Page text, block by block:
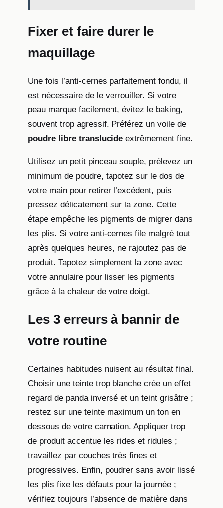
Fixer et faire durer le
maquillage
Une fois l’anti-cernes parfaitement fondu, il
est nécessaire de le verrouiller. Si votre
peau marque facilement, évitez le baking,
souvent trop agressif. Préférez un voile de
poudre libre translucide extrêmement fine.
Utilisez un petit pinceau souple, prélevez un
minimum de poudre, tapotez sur le dos de
votre main pour retirer l’excédent, puis
pressez délicatement sur la zone. Cette
étape empêche les pigments de migrer dans
les plis. Si votre anti-cernes file malgré tout
après quelques heures, ne rajoutez pas de
produit. Tapotez simplement la zone avec
votre annulaire pour lisser les pigments
grâce à la chaleur de votre doigt.
Les 3 erreurs à bannir de
votre routine
Certaines habitudes nuisent au résultat final.
Choisir une teinte trop blanche crée un effet
regard de panda inversé et un teint grisâtre ;
restez sur une teinte maximum un ton en
dessous de votre carnation. Appliquer trop
de produit accentue les rides et ridules ;
travaillez par couches très fines et
progressives. Enfin, poudrer sans avoir lissé
les plis fixe les défauts pour la journée ;
vérifiez toujours l’absence de matière dans